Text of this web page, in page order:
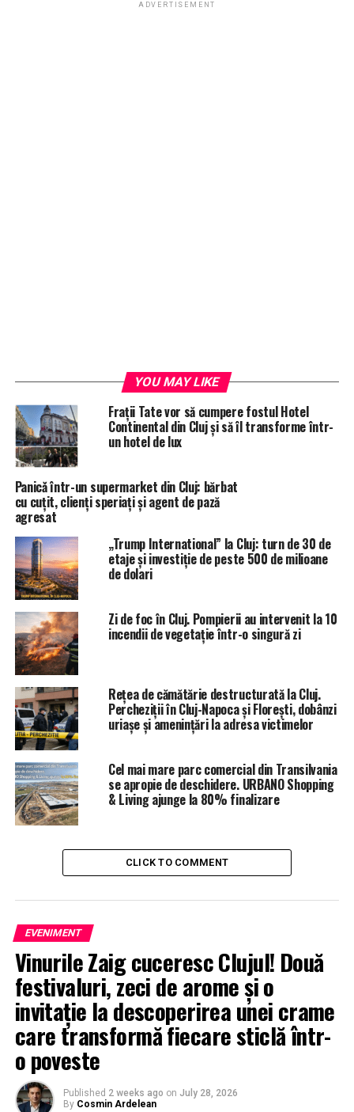
ADVERTISEMENT
YOU MAY LIKE
Frații Tate vor să cumpere fostul Hotel
Continental din Cluj și să îl transforme într-
un hotel de lux
Panicǎ într-un supermarket din Cluj: bărbat
cu cuțit, clienți speriați și agent de pază
agresat
„Trump International” la Cluj: turn de 30 de
etaje și investiție de peste 500 de milioane
de dolari
Zi de foc în Cluj. Pompierii au intervenit la 10
incendii de vegetație într-o singură zi
Rețea de cămătărie destructurată la Cluj.
Percheziții în Cluj-Napoca și Florești, dobânzi
uriașe și amenințări la adresa victimelor
Cel mai mare parc comercial din Transilvania
se apropie de deschidere. URBANO Shopping
& Living ajunge la 80% finalizare
CLICK TO COMMENT
EVENIMENT
Vinurile Zaig cuceresc Clujul! Două
festivaluri, zeci de arome și o
invitație la descoperirea unei crame
care transformă fiecare sticlă într-
o poveste
Published 2 weeks ago on July 28, 2026
By Cosmin Ardelean